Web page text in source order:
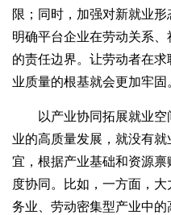
限；同时，加强对新就业
明确平台企业在劳动关系
的责任边界。让劳动者在
业质量的根基就会更加牢固
以产业协同拓展就业空
业的高质量发展，就没有
宜，根据产业基础和资源
度协同。比如，一方面，
务业、劳动密集型产业中